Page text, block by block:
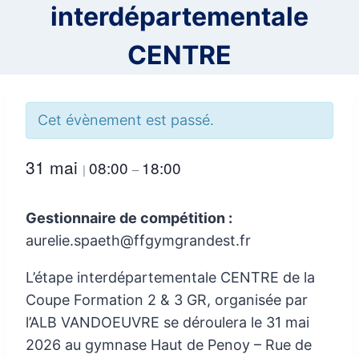
interdépartementale
CENTRE
Cet évènement est passé.
31 mai | 08:00 – 18:00
Gestionnaire de compétition :
aurelie.spaeth@ffgymgrandest.fr
L’étape interdépartementale CENTRE de la
Coupe Formation 2 & 3 GR, organisée par
l’ALB VANDOEUVRE se déroulera le 31 mai
2026 au gymnase Haut de Penoy – Rue de